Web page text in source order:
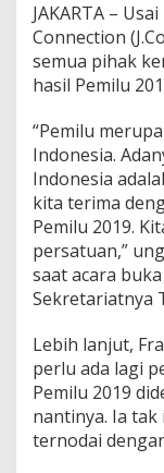
JAKARTA –
Connection
semua pihak
hasil Pemilu
“Pemilu
Indonesia.
Indonesia
kita terima
Pemilu 2019.
persatuan,”
saat acara
Sekretariatnya
Lebih lanjut,
perlu ada lagi
Pemilu 2019
nantinya. Ia
ternodai